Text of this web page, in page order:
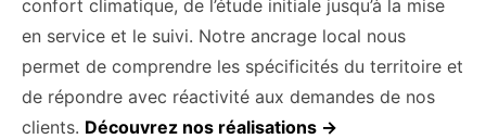
confort climatique, de l’étude initiale jusqu’à la mise
en service et le suivi. Notre ancrage local nous
permet de comprendre les spécificités du territoire et
de répondre avec réactivité aux demandes de nos
clients. Découvrez nos réalisations →